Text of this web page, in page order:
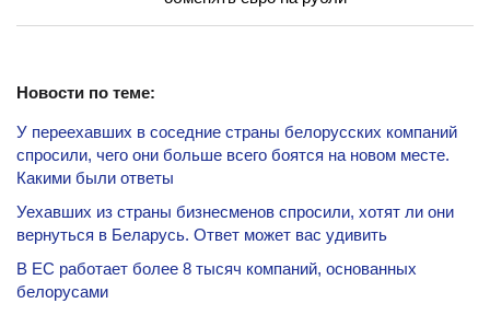
Новости по теме:
У переехавших в соседние страны белорусских компаний
спросили, чего они больше всего боятся на новом месте.
Какими были ответы
Уехавших из страны бизнесменов спросили, хотят ли они
вернуться в Беларусь. Ответ может вас удивить
В ЕС работает более 8 тысяч компаний, основанных
белорусами